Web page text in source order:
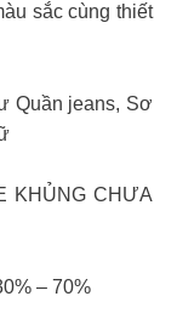
sắc cùng thiết
Quần jeans, Sơ
KHỦNG CHƯA
– 70%